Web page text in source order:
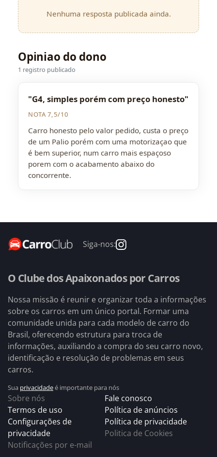
Nenhuma resposta publicada ainda.
Opiniao do dono
1 registro publicado
"G4, simples porém com preço honesto"
NOTA 7,5/10
Carro honesto pelo valor pedido, custa o preço
de um Palio porém com uma motorizaçao que
é bem superior, num carro mais espaçoso
porem com o acabamento abaixo do
concorrente.
Siga-nos:
O Clube dos Apaixonados por Carros
Nossa missão é reunir e organizar toda a informações
sobre os carros em um único portal. Formar uma
comunidade unida para cada modelo de carro do
Brasil, oferecendo estrutura para troca de
informações, auxiliando a compra do seu carro novo,
identificação e resolução de problemas em seus
carros.
Sua privacidadeé importante para nós
Sobre nós
Termos de uso
Configurações de
privacidade
Notificações por e-mail
Fale conosco
Política de anúncios
Política de privacidade
Politica de Cookies